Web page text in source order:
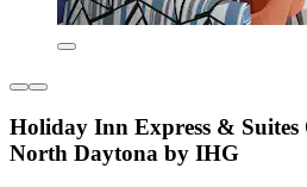
Holiday Inn Express & Suites
North Daytona by IHG